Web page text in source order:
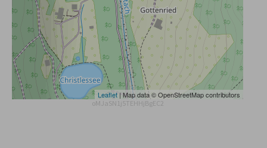
Leaflet | Map data © OpenStreetMap contributors
oMJaSN1j5TEHHjBgEC2